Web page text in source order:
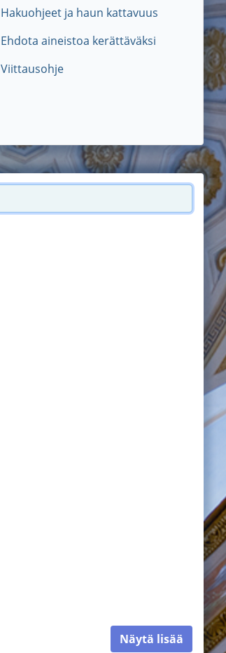
Hakuohjeet ja haun kattavuus
Ehdota aineistoa kerättäväksi
Viittausohje
Näytä lisää